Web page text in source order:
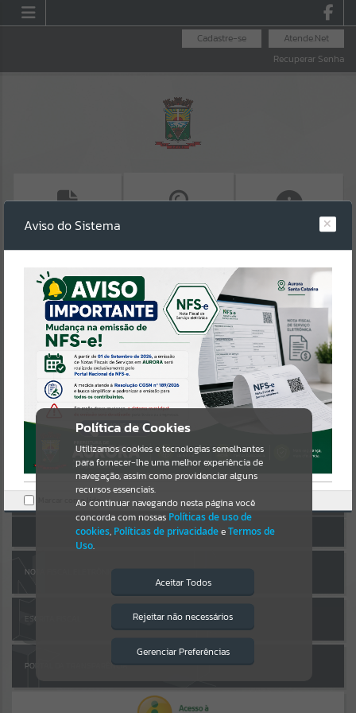
Atende.Net
Cadastre-se
Recuperar Senha
EMITIR IPTU
SALA DO
EMPREENDEDOR
ACESSO A
INFORMAÇÃO
Resultados para""
Portais
Por favor, aguarde...
NOTÍCIAS
Por favor, aguarde...
Por favor, aguarde...
AUTOATENDIMENTO
Cadastre-se|Recuperar Senha
ACESSAR SEM LOGIN
NOTA FISCAL ELETRÔNICA
ESCRITA FISCAL
PORTAL DA TRANSPARÊNCIA
Política de Cookies
Utilizamos cookies e tecnologias semelhantes
para fornecer-lhe uma melhor experiência de
navegação, assim como providenciar alguns
recursos essenciais.
Ao continuar navegando nesta página você
concorda com nossas Políticas de uso de
cookies, Políticas de privacidadeeTermos de
Uso.
Aceitar Todos
Rejeitar não necessários
Gerenciar Preferências
Isto significa que diversos recursos
providenciados poderão não estar
Aviso do Sistema
Marcar como lido.
Erro
SISTEMA
Gerenciamento do Sistema
CÓDIGO DA MENSAGEM:EST-000040
Ocorreu um erro de script:
Uncaught SyntaxError: Unexpected token '('
https://aurora.atende.net/cidadao/pagina/static/bundle/wpo_index_
2_base_l2_portal_editores_sync_b1af0104912828a556f25727bdc1cda
e.js?v=3275eb17:47
Verificar Mais Detalhes